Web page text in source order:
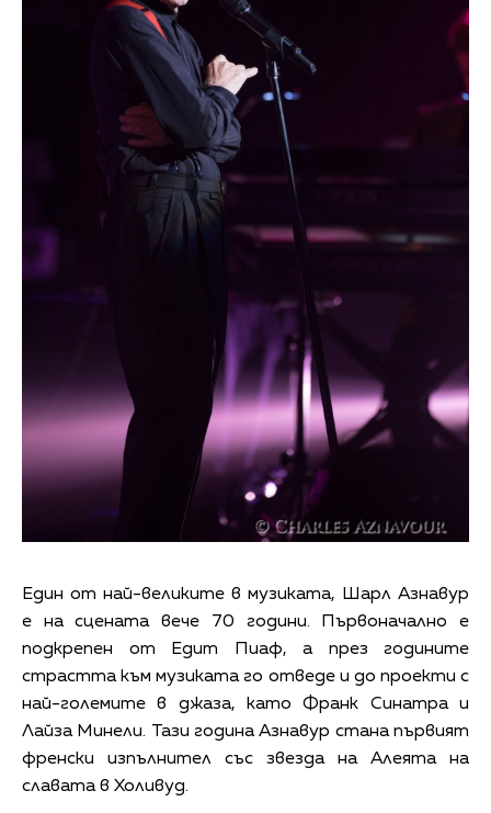
Един от най-великите в музиката, Шарл Азнавур
е на сцената вече 70 години. Първоначално е
подкрепен от Едит Пиаф, а през годините
страстта към музиката го отведе и до проекти с
най-големите в джаза, като Франк Синатра и
Лайза Минели. Тази година Азнавур стана първият
френски изпълнител със звезда на Алеята на
славата в Холивуд.